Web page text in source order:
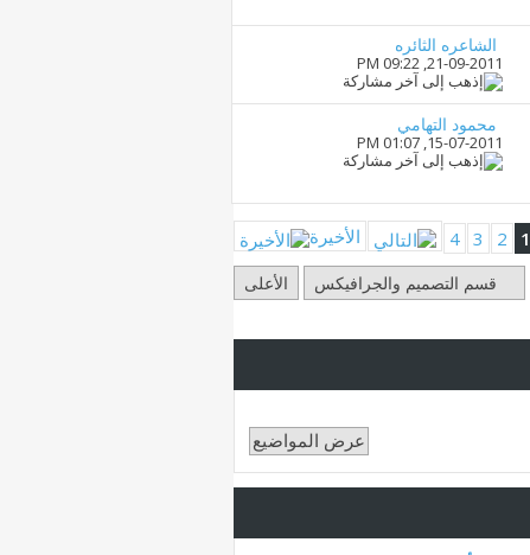
الشاعره الثائره
21-09-2011,
09:22 PM
محمود التهامي
15-07-2011,
01:07 PM
1
2
3
4 الأخيرة
قسم التصميم والجرافيكس الأعلى